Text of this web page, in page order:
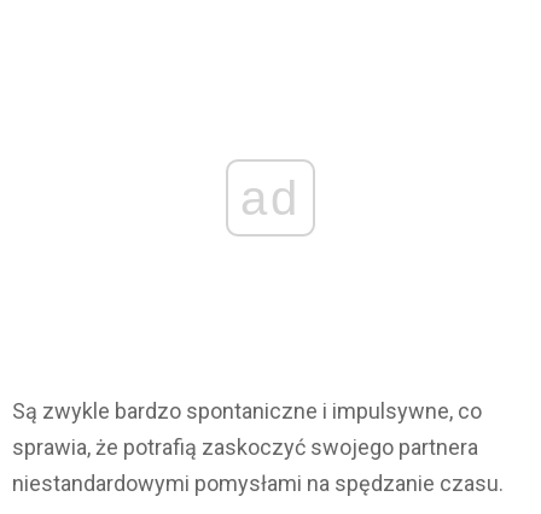
ad
Są zwykle bardzo spontaniczne i impulsywne, co
sprawia, że potrafią zaskoczyć swojego partnera
niestandardowymi pomysłami na spędzanie czasu.